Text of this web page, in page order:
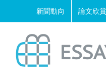
新聞動向 論文欣賞